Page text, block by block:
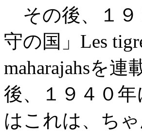
その後、１９
守の国」Les
maharajahsを
後、１９４０
はこれは、ち